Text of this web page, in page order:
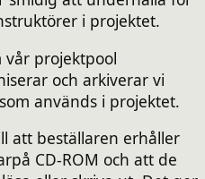
i projektet.
vår projektpool
och arkiverar vi
används i projektet.
att beställaren erhåller
CD-ROM och att de